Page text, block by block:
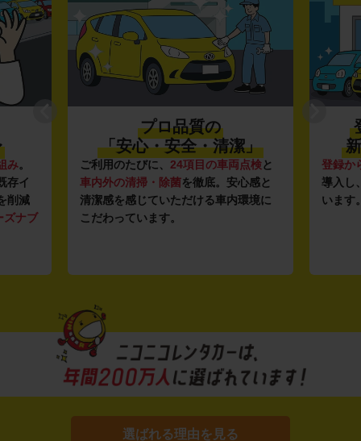
み。
存イ
削減
ズナブ
プロ品質の
「安心・安全・清潔」
ご利用のたびに、 24項目の車両点検と
車内外の清掃・除菌を徹底。安心感と
清潔感を感じていただける車内環境に
こだわっています。
登録か
導入し
います
選ばれる理由を見る